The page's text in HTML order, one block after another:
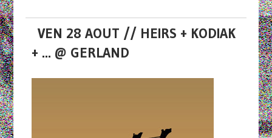
VEN 28 AOUT // HEIRS + KODIAK
+ ... @ GERLAND